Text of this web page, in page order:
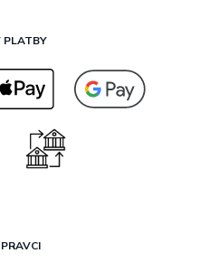
PLATBY